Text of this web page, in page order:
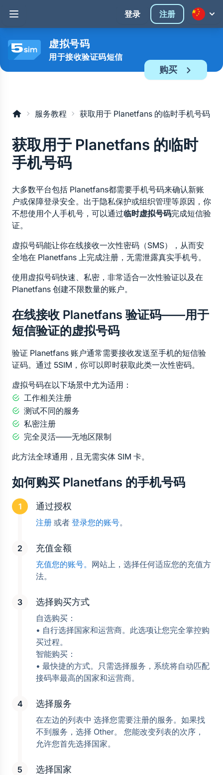
登录 注册
虚拟号码
用于接收验证码短信
购买
服务教程 获取用于 Planetfans 的临时手机号码
获取用于 Planetfans 的临时
手机号码
大多数平台包括 Planetfans都需要手机号码来确认新账
户或保障登录安全。出于隐私保护或组织管理等原因，你
不想使用个人手机号，可以通过临时虚拟号码完成短信验
证。
虚拟号码能让你在线接收一次性密码（SMS），从而安
全地在 Planetfans 上完成注册，无需泄露真实手机号。
使用虚拟号码快速、私密，非常适合一次性验证以及在
Planetfans 创建不限数量的账户。
在线接收 Planetfans 验证码——用于
短信验证的虚拟号码
验证 Planetfans 账户通常需要接收发送至手机的短信验
证码。通过 5SIM，你可以即时获取此类一次性密码。
虚拟号码在以下场景中尤为适用：
工作相关注册
测试不同的服务
私密注册
完全灵活——无地区限制
此方法全球通用，且无需实体 SIM 卡。
如何购买 Planetfans 的手机号码
通过授权
注册 或者 登录您的账号。
充值金额
充值您的账号。 网站上，选择任何适应您的充值方
法。
选择购买方式
自选购买：
• 自行选择国家和运营商。此选项让您完全掌控购
买过程。
智能购买：
• 最快捷的方式。只需选择服务，系统将自动匹配
接码率最高的国家和运营商。
选择服务
在左边的列表中 选择您需要注册的服务。如果找
不到服务，选择 Other。 您能改变列表的次序，
允许您首先选择国家。
选择国家